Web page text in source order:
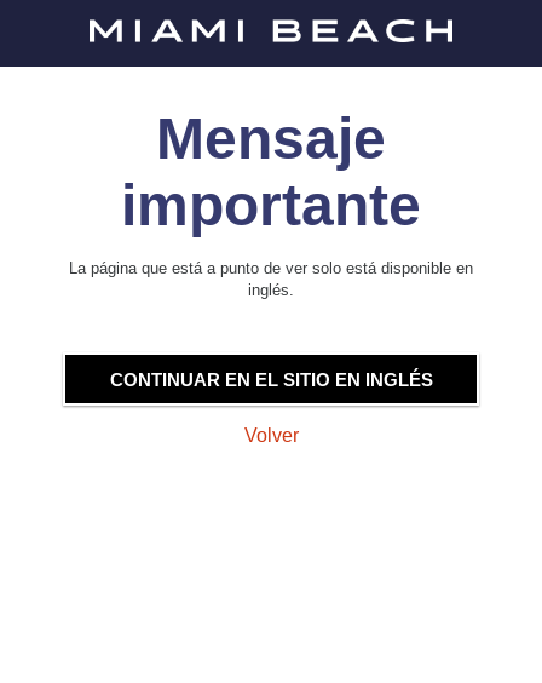
Mensaje
importante
La página que está a punto de ver solo está disponible en
inglés.
CONTINUAR EN EL SITIO EN INGLÉS
Volver